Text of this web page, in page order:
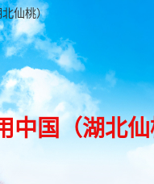
仙桃）
中国（湖北